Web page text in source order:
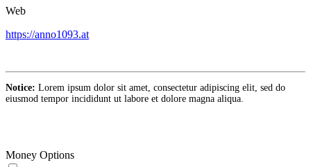
Web
https://anno1093.at
Notice: Lorem ipsum dolor sit amet, consectetur adipiscing elit, sed do
eiusmod tempor incididunt ut labore et dolore magna aliqua.
Money Options